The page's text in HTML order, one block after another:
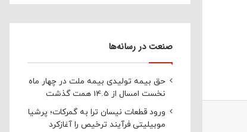
صنعت در رسانه‌ها
حق بیمه تولیدی بیمه ملت در چهار ماه
نخست امسال از 14.5 همت گذشت
ورود قطعات نیسان ترا به گمرکات؛ پرشیا
موبیلیتی فرآیند ترخیص را آغازکرد